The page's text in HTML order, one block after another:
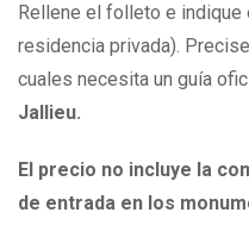
Rellene el folleto e indique
residencia privada).
cuales necesita un guía
Jallieu.
El precio no incluye la
de entrada en los